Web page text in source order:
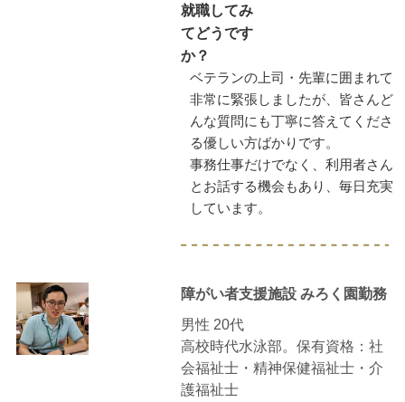
就職してみ
てどうです
か？
ベテランの上司・先輩に囲まれて
非常に緊張しましたが、皆さんど
んな質問にも丁寧に答えてくださ
る優しい方ばかりです。
事務仕事だけでなく、利用者さん
とお話する機会もあり、毎日充実
しています。
障がい者支援施設 みろく園勤務
男性 20代
高校時代水泳部。保有資格：社
会福祉士・精神保健福祉士・介
護福祉士